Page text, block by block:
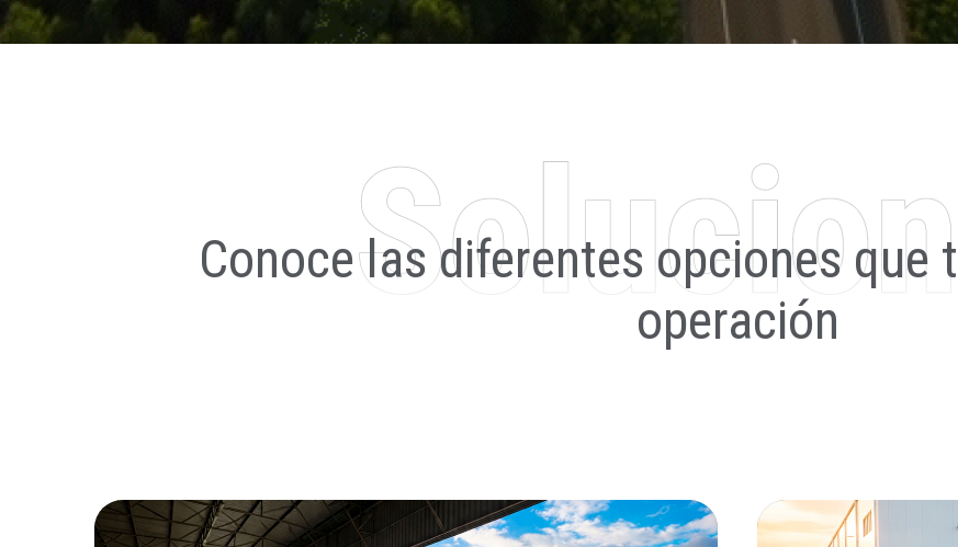
Conoce las diferentes opciones que
operación